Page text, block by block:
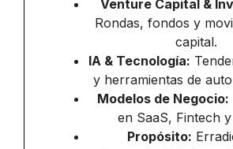
Venture Capital &
Rondas, fondos y
capital.
IA & Tecnología:
y herramientas de
Modelos de Negocio:
en SaaS, Fintech
Propósito: